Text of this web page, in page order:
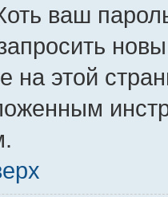
ваш
на этой